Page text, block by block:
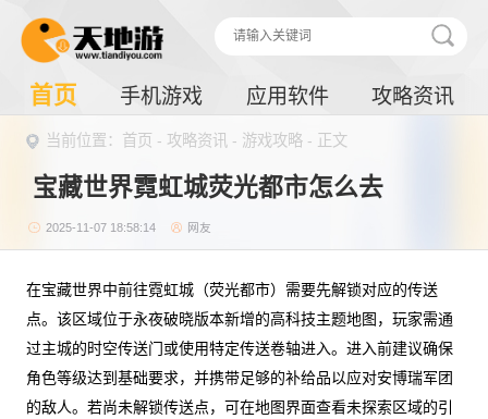
首页 手机游戏 应用软件 攻略资讯
当前位置： 首页 - 攻略资讯 - 游戏攻略 - 正文
宝藏世界霓虹城荧光都市怎么去
2025-11-07 18:58:14 网友
在宝藏世界中前往霓虹城（荧光都市）需要先解锁对应的传送
点。该区域位于永夜破晓版本新增的高科技主题地图，玩家需通
过主城的时空传送门或使用特定传送卷轴进入。进入前建议确保
角色等级达到基础要求，并携带足够的补给品以应对安博瑞军团
的敌人。若尚未解锁传送点，可在地图界面查看未探索区域的引